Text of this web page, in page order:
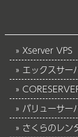
Xserver VPS
エックスサー
バリューサー
さくらのレン